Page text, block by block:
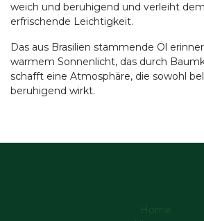
weich und beruhigend und verleiht
erfrischende Leichtigkeit.
Das aus Brasilien stammende Öl
warmem Sonnenlicht, das durch
schafft eine Atmosphäre, die sowohl
beruhigend wirkt.
Home